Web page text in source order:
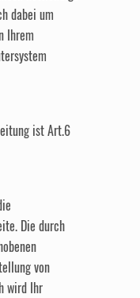
dabei um
Ihrem
ist Art.6
Die durch
von
wird Ihr